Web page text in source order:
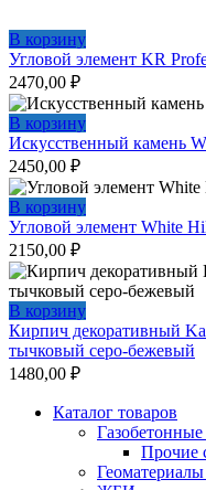
В корзину
Угловой элемент KR
2470,00 ₽
В корзину
Искусственный камень
2450,00 ₽
В корзину
Угловой элемент White
2150,00 ₽
В корзину
Кирпич декоративный
тычковый серо-бежевый
1480,00 ₽
Каталог товаров
Прочие